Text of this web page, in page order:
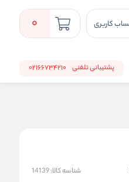
کاربری 0
پشتیبانی تلفنی 02166734210
شناسه کالا:14139